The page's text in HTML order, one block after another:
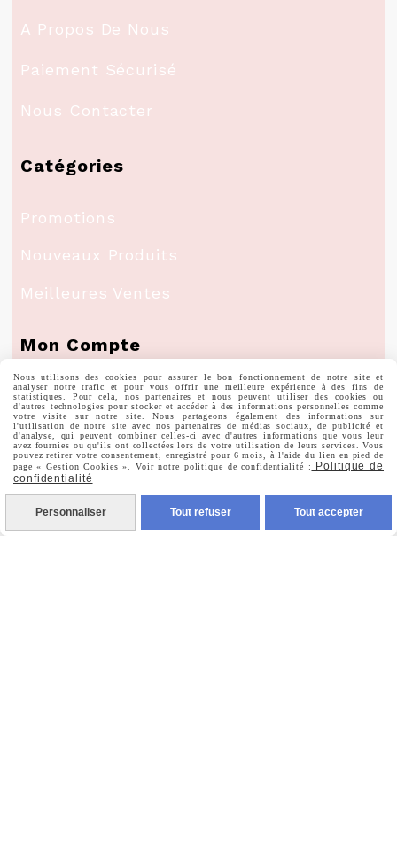
A Propos De Nous
Paiement Sécurisé
Nous Contacter
Catégories
Promotions
Nouveaux Produits
Meilleures Ventes
Mon Compte
Informations Personnelles
Commandes
Nous Suivre
Nous utilisons des cookies pour assurer le bon fonctionnement de notre site et
analyser notre trafic et pour vous offrir une meilleure expérience à des fins de
statistiques. Pour cela, nos partenaires et nous peuvent utiliser des cookies ou
d'autres technologies pour stocker et accéder à des informations personnelles comme
votre visite sur notre site. Nous partageons également des informations sur
l'utilisation de notre site avec nos partenaires de médias sociaux, de publicité et
d'analyse, qui peuvent combiner celles-ci avec d'autres informations que vous leur
avez fournies ou qu'ils ont collectées lors de votre utilisation de leurs services. Vous
pouvez retirer votre consentement, enregistré pour 6 mois, à l'aide du lien en pied de
page « Gestion Cookies ». Voir notre politique de confidentialité :
Politique de
confidentialité
Personnaliser Tout refuser Tout accepter